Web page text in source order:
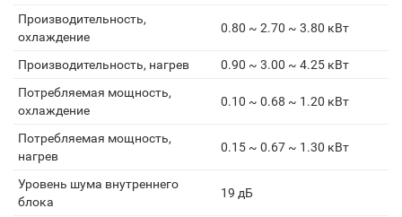
Производительность,
охлаждение
0.80 ~ 2.70 ~ 3.80 кВт
Производительность, нагрев
0.90 ~ 3.00 ~ 4.25 кВт
Потребляемая мощность,
охлаждение
0.10 ~ 0.68 ~ 1.20 кВт
Потребляемая мощность,
нагрев
0.15 ~ 0.67 ~ 1.30 кВт
Уровень шума внутреннего
блока
19 дБ